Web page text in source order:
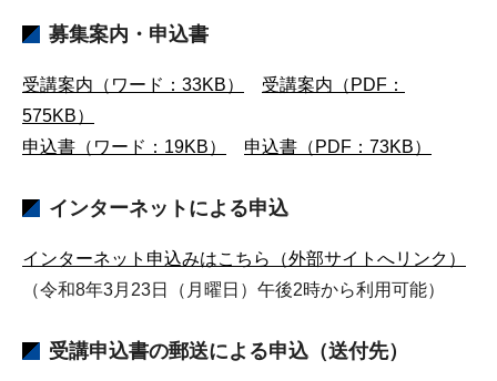
募集案内・申込書
受講案内（ワード：33KB）
受講案内（PDF：
575KB）
申込書（ワード：19KB）
申込書（PDF：73KB）
インターネットによる申込
インターネット申込みはこちら（外部サイトへリンク）
（令和8年3月23日（月曜日）午後2時から利用可能）
受講申込書の郵送による申込（送付先）